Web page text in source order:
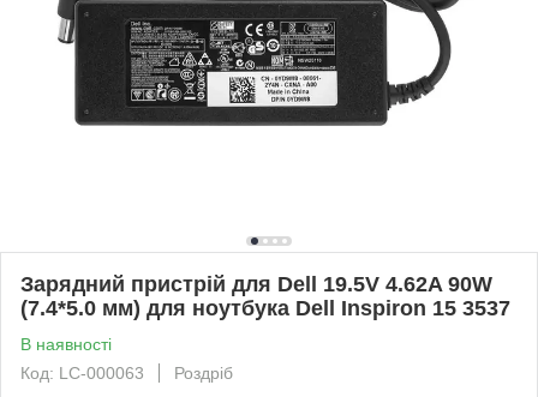
Зарядний пристрій для Dell 19.5V 4.62A 90W
(7.4*5.0 мм) для ноутбука Dell Inspiron 15 3537
В наявності
Код: LC-000063
Роздріб